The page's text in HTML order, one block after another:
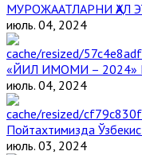
МУРОЖААТЛАРНИ ҲАЛ
июль. 04, 2024
«ЙИЛ ИМОМИ –
июль. 04, 2024
Пойтахтимизда
июль. 03, 2024